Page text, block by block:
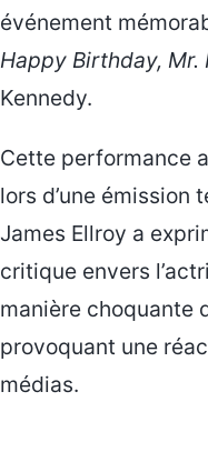
événement
Happy Birthday, Mr.
Kennedy.
Cette performance
lors d’une émission
James Ellroy a
critique envers
manière choquante
provoquant une
médias.